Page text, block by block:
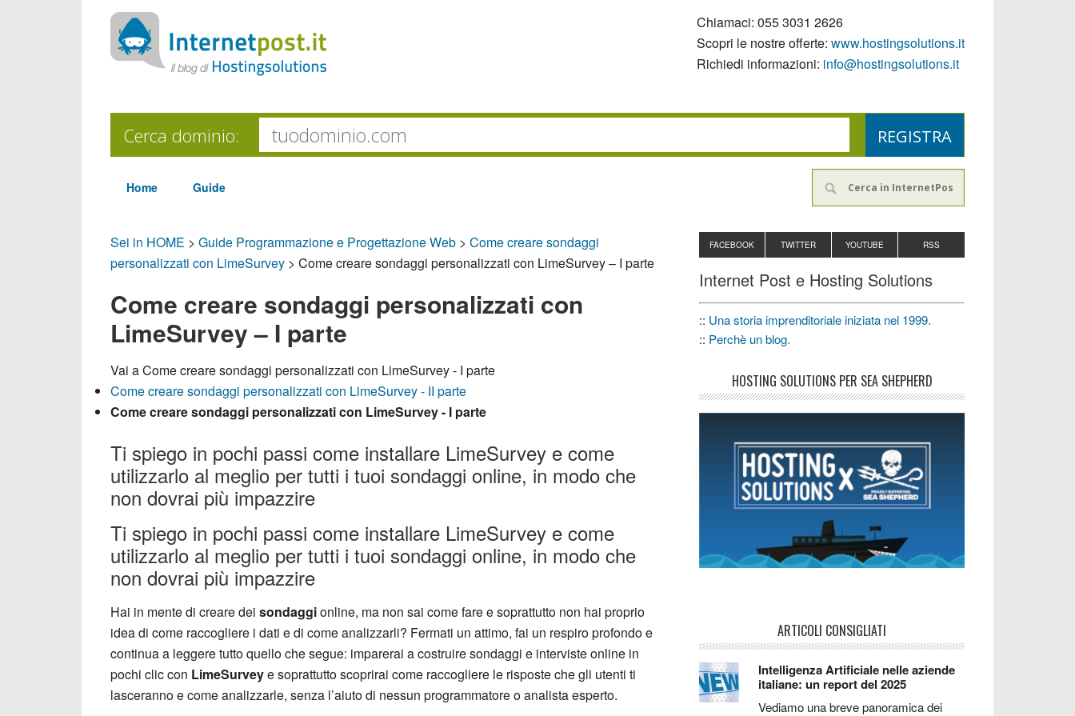
Chiamaci: 055 3031 2626
Scopri le nostre offerte: www.hostingsolutions.it
Richiedi informazioni: info@hostingsolutions.it
Cerca dominio:
Home Guide
Sei in HOME > Guide Programmazione e Progettazione Web > Come creare sondaggi
personalizzati con LimeSurvey > Come creare sondaggi personalizzati con LimeSurvey – I parte
Come creare sondaggi personalizzati con
LimeSurvey – I parte
Vai aCome creare sondaggi personalizzati con LimeSurvey - I parte
Come creare sondaggi personalizzati con LimeSurvey - II parte
Come creare sondaggi personalizzati con LimeSurvey - I parte
Ti spiego in pochi passi come installare LimeSurvey e come
utilizzarlo al meglio per tutti i tuoi sondaggi online, in modo che
non dovrai più impazzire
Ti spiego in pochi passi come installare LimeSurvey e come
utilizzarlo al meglio per tutti i tuoi sondaggi online, in modo che
non dovrai più impazzire
Hai in mente di creare dei sondaggionline, ma non sai come fare e soprattutto non hai proprio
idea di come raccogliere i dati e di come analizzarli? Fermati un attimo, fai un respiro profondo e
continua a leggere tutto quello che segue: imparerai a costruire sondaggi e interviste online in
pochi clic con LimeSurveye soprattutto scoprirai come raccogliere le risposte che gli utenti ti
lasceranno e come analizzarle, senza l’aiuto di nessun programmatore o analista esperto.
FACEBOOK TWITTER YOUTUBE RSS
Internet Post e Hosting Solutions
:: Una storia imprenditoriale iniziata nel 1999.
:: Perchè un blog.
HOSTING SOLUTIONS PER SEA SHEPHERD
ARTICOLI CONSIGLIATI
Intelligenza Artificiale nelle aziende
italiane: un report del 2025
Vediamo una breve panoramica dei